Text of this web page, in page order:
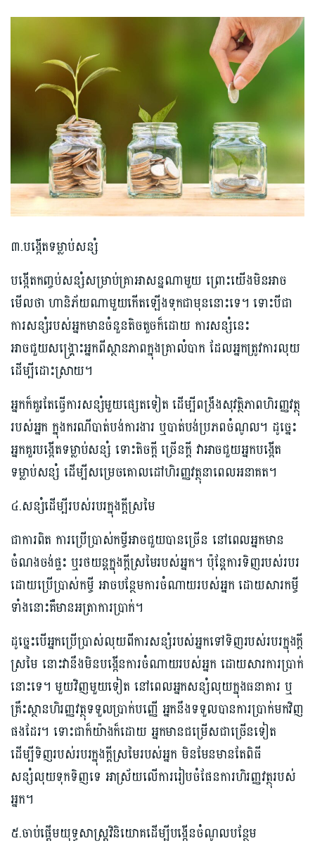
៣.បង្កើតទម្លាប់សន្សំ
បង្កើតកញ្ចប់សន្សំសម្រាប់គ្រាអាសន្នណាមួយ ព្រោះយើងមិនអាច
មើលថា ហានិភ័យណាមួយកើតឡើងទុកជាមុននោះទេ។ ទោះបីជា
ការសន្សំរបស់អ្នកមានចំនួនតិចតួចក៏ដោយ ការសន្សំនេះ
អាចជួយសង្គ្រោះអ្នកពីស្ថានភាពក្នុងគ្រាលំបាក ដែលអ្នកត្រូវការលុយ
ដើម្បីដោះស្រាយ។
អ្នកក៏គួរតែធ្វើការសន្សំមួយផ្សេតទៀត ដើម្បីពង្រឹងសុវត្ថិភាពហិរញ្ញវត្ថុ
របស់អ្នក ក្នុងករណីបាត់បង់ការងារ ឬបាត់បង់ប្រភពចំណូល។ ដូច្នេះ
អ្នកគួរបង្កើតទម្លាប់សន្សំ ទោះតិចក្តី ច្រើនក្តី វាអាចជួយអ្នកបង្កើត
ទម្លាប់សន្សំ ដើម្បីសម្រេចគោលដៅហិរញ្ញវត្ថុនាពេលអនាគត។
៤.សន្សំដើម្បីរបស់របរក្នុងក្តីស្រមៃ
ជាការពិត ការប្រើប្រាស់កម្ចីអាចជួយបានច្រើន នៅពេលអ្នកមាន
ចំណងចង់ផ្ទះ ឬរថយន្តក្នុងក្តីស្រមៃរបស់អ្នក។ ប៉ុន្តែការទិញរបស់របរ
ដោយប្រើប្រាស់កម្ចី អាចបន្ថែមការចំណាយរបស់អ្នក ដោយសារកម្ចី
ទាំងនោះគឺមានអត្រាការប្រាក់។
ដូច្នេះបើអ្នកប្រើប្រាស់លុយពីការសន្សំរប​ស់អ្នកទៅទិញរបស់របរក្នុងក្តី
ស្រមៃ នោះវានឹងមិនបង្កើនការចំណាយរបស់អ្នក ដោយសារការប្រាក់
នោះទេ។ មួយវិញមួយទៀត នៅពេលអ្នកសន្សំលុយក្នុងធនាគារ ឬ
គ្រឹះស្ថានហិរញ្ញវត្ថុទទួលប្រាក់បញ្ញើ អ្នកនឹងទទួលបានការប្រាក់មកវិញ
ផងដែរ។ ទោះជាក៏យ៉ាងក៏ដោយ អ្នកមានជម្រើសជាច្រើនទៀត
ដើម្បីទិញរបស់របរក្នុងក្តីស្រមៃរបស់អ្នក មិនមែនមានតែពិធី
សន្សំលុយទុកទិញទេ អាស្រ័យលើការរៀបចំផែនការហិរញ្ញវត្ថុរបស់
អ្នក។
៥.ចាប់ផ្តើមយុទ្ធសាស្រ្តវិនិយោគដើម្បីបង្កើនចំណូលបន្ថែម